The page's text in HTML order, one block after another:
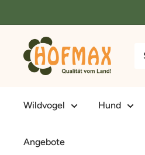
zum
hofmax.de
Wildvogel Hund
Angebote